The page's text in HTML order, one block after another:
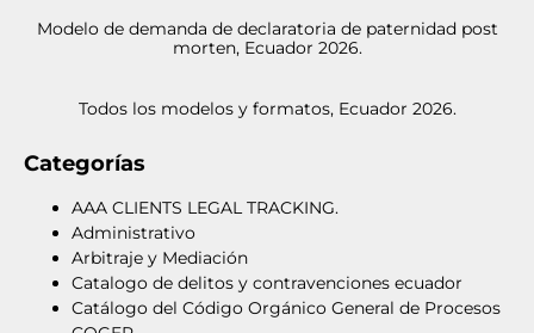
Modelo de demanda de declaratoria de paternidad post
morten, Ecuador 2026.
Todos los modelos y formatos, Ecuador 2026.
Categorías
AAA CLIENTS LEGAL TRACKING.
Administrativo
Arbitraje y Mediación
Catalogo de delitos y contravenciones ecuador
Catálogo del Código Orgánico General de Procesos